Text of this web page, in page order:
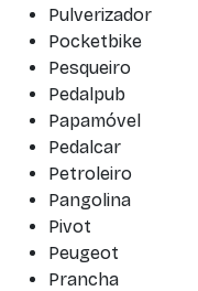
Pulverizador
Pocketbike
Pesqueiro
Pedalpub
Papamóvel
Pedalcar
Petroleiro
Pangolina
Pivot
Peugeot
Prancha